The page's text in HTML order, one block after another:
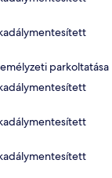
parkoltatása